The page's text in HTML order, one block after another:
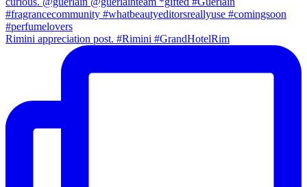
Rimini appreciation post. #Rimini #GrandHotelRim